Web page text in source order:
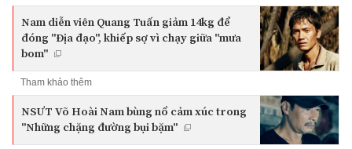
Nam diễn viên Quang Tuấn giảm 14kg để
đóng "Địa đạo", khiếp sợ vì chạy giữa "mưa
bom"
Tham khảo thêm
NSƯT Võ Hoài Nam bùng nổ cảm xúc trong
"Những chặng đường bụi bặm"